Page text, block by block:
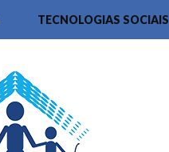
TECNOLOGIAS SOCIAIS